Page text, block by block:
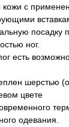
кожи с
посадку
ног.
есть
шерстью
цвете
одевания.